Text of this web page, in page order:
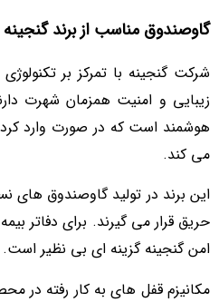
گاوصندوق مناسب از برند گنجینه
شرکت گنجینه با تمرکز بر
زیبایی و امنیت همزمان شهرت
هوشمند است که در صورت وارد
می کند.
این برند در تولید گاوصندوق
حریق قرار می گیرند. برای دفاتر
امن گنجینه گزینه ای بی نظیر است.
مکانیزم قفل های به کار رفته